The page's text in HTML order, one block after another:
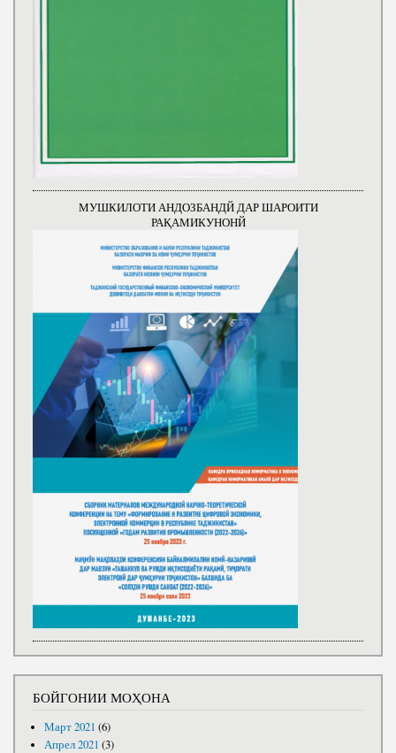
МУШКИЛОТИ АНДОЗБАНДЙ ДАР ШАРОИТИ
РАҚАМИКУНОНЙ
БОЙГОНИИ МОҲОНА
Март 2021 (6)
Апрел 2021 (3)